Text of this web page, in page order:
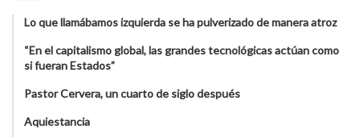
Lo que llamábamos izquierda se ha pulverizado de manera atroz
“En el capitalismo global, las grandes tecnológicas actúan como
si fueran Estados”
Pastor Cervera, un cuarto de siglo después
Aquiestancia